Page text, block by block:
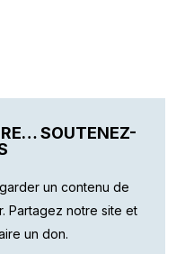
SOUTENEZ-
un contenu de
Partagez notre site et
un don.